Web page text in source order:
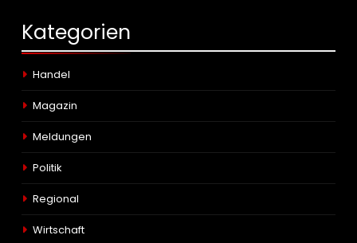
Kategorien
Handel
Magazin
Meldungen
Politik
Regional
Wirtschaft